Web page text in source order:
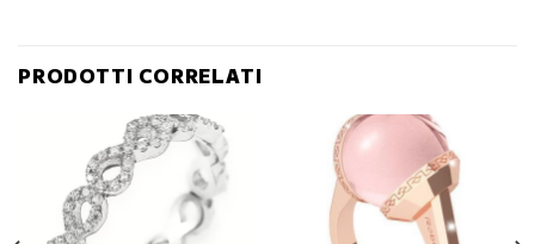
PRODOTTI CORRELATI